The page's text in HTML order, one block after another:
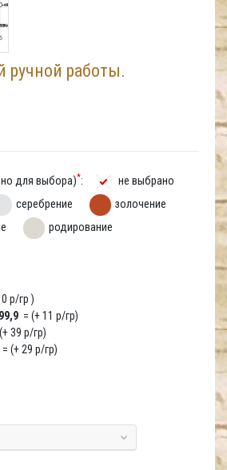
ручной работы.
для выбора)*:
не выбрано
серебрение
золочение
родирование
р/гр )
= (+ 11 р/гр)
39 р/гр)
= (+ 29 р/гр)